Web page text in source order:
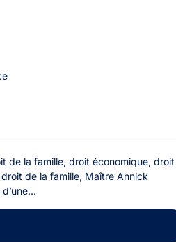
de la famille, droit économique, droit
de la famille, Maître Annick